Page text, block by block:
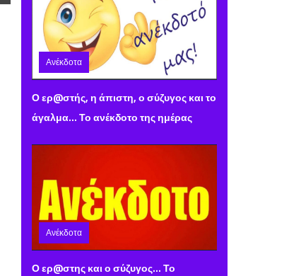
Ανέκδοτα
Τετάρτη 07 Φεβρουαρίου 2024 10:07
Ο ερ@στής, η άπιστη, ο σύζυγος και το
άγαλμα... Το ανέκδοτο της ημέρας
Ανέκδοτα
Τρίτη 06 Φεβρουαρίου 2024 10:10
Ο ερ@στης και ο σύζυγος... Το